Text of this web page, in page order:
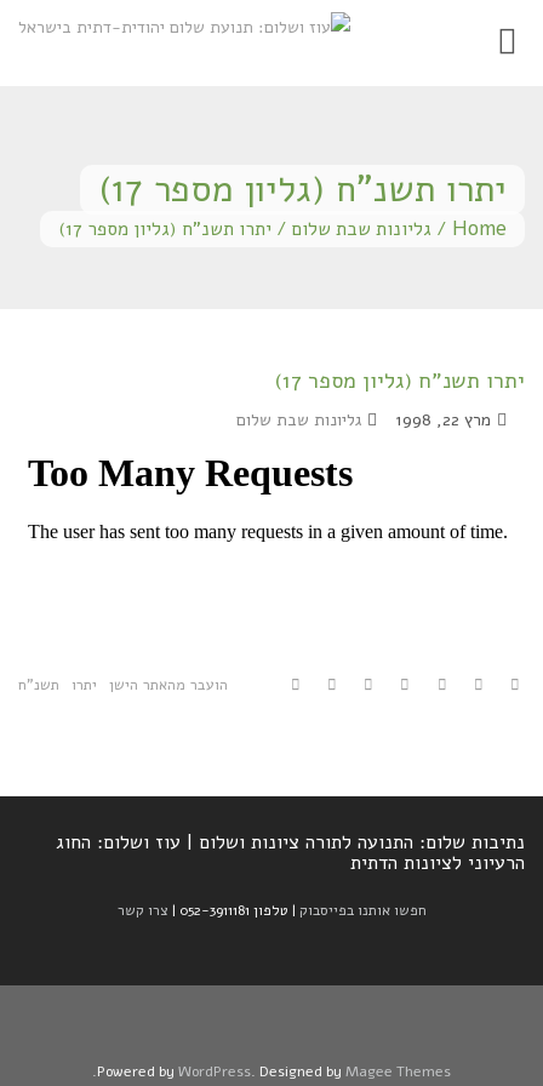
יתרו תשנ"ח (גליון מספר 17)
Home
/ גליונות שבת שלום / יתרו תשנ"ח (גליון מספר 17)
יתרו תשנ"ח (גליון מספר 17)
מרץ 22, 1998 גליונות שבת שלום
הועבר מהאתר הישן יתרו תשנ"ח
נתיבות שלום: התנועה לתורה ציונות ושלום | עוז ושלום: החוג
הרעיוני לציונות הדתית
חפשו אותנו בפייסבוק | טלפון 052-3911181 | צרו קשר
Powered by WordPress. Designed by Magee Themes
.